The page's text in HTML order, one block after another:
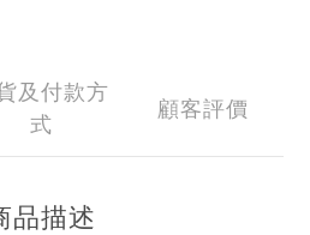
及付款方
式
顧客評價
品描述